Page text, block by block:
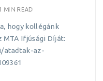
1 MIN READ
hogy kollégánk
Ifjúsági Díját:
atadtak-az-